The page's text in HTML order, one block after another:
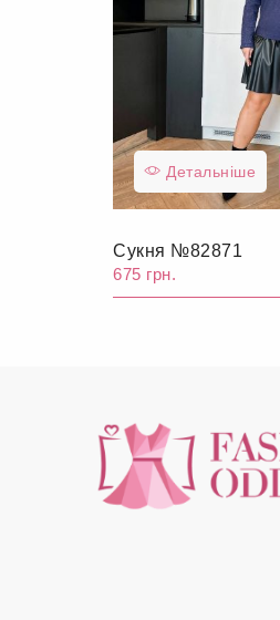
Детальніше
Сукня №82871
675 грн.